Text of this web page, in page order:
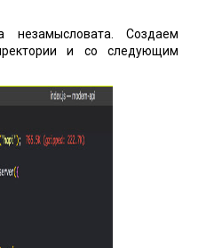
незамысловата. Создаем
и со следующим